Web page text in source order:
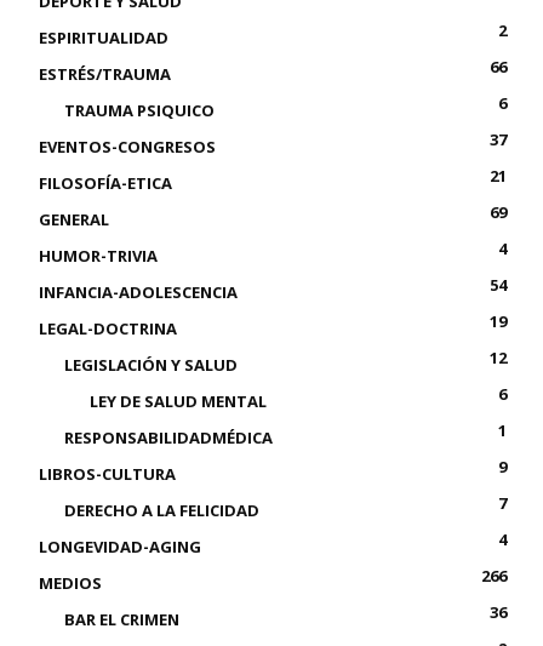
ESPIRITUALIDAD
2
ESTRÉS/TRAUMA
66
TRAUMA PSIQUICO
6
EVENTOS-CONGRESOS
37
FILOSOFÍA-ETICA
21
GENERAL
69
HUMOR-TRIVIA
4
INFANCIA-ADOLESCENCIA
54
LEGAL-DOCTRINA
19
LEGISLACIÓN Y SALUD
12
LEY DE SALUD MENTAL
6
RESPONSABILIDADMÉDICA
1
LIBROS-CULTURA
9
DERECHO A LA FELICIDAD
7
LONGEVIDAD-AGING
4
MEDIOS
266
BAR EL CRIMEN
36